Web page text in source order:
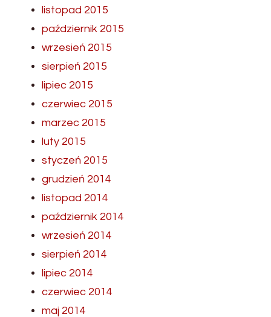
listopad 2015
październik 2015
wrzesień 2015
sierpień 2015
lipiec 2015
czerwiec 2015
marzec 2015
luty 2015
styczeń 2015
grudzień 2014
listopad 2014
październik 2014
wrzesień 2014
sierpień 2014
lipiec 2014
czerwiec 2014
maj 2014